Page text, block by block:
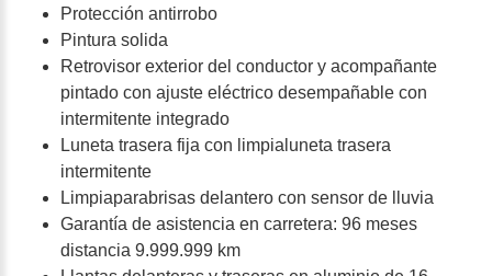
Protección antirrobo
Pintura solida
Retrovisor exterior del conductor y acompañante
pintado con ajuste eléctrico desempañable con
intermitente integrado
Luneta trasera fija con limpialuneta trasera
intermitente
Limpiaparabrisas delantero con sensor de lluvia
Garantía de asistencia en carretera: 96 meses
distancia 9.999.999 km